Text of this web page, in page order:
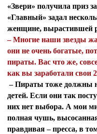
«Звери» получила приз
«Главный» задал
женщине, вырастившей
– Многие наши звезды
они не очень богатые,
пираты. Вас что же,
как вы заработали свои
– Пираты тоже должны
детей. Если они так
них нет выбора. А мои
полная чушь,
правдивая – пресса, в